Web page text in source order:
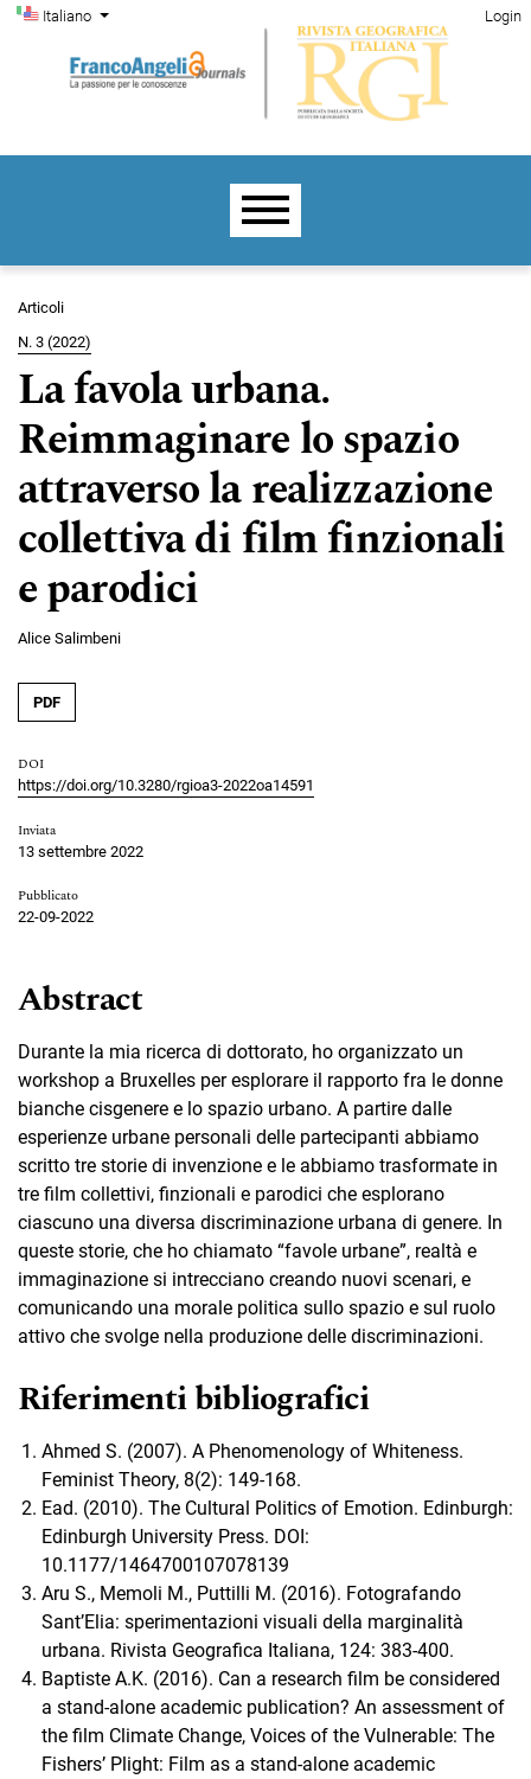
Salta al menu principale di navigazione
Salta al contenuto principale
Salta al piè di pagina del sito
Cambia la lingua. La lingua corrente è:
Italiano
Menu di amministrazione Login
Menu principale
Articoli
N. 3 (2022)
La favola urbana.
Reimmaginare lo spazio
attraverso la realizzazione
collettiva di film finzionali
e parodici
Alice Salimbeni
PDF
DOI
https://doi.org/10.3280/rgioa3-2022oa14591
Inviata
13 settembre 2022
Pubblicato
22-09-2022
Abstract
Durante la mia ricerca di dottorato, ho organizzato un
workshop a Bruxelles per esplorare il rapporto fra le donne
bianche cisgenere e lo spazio urbano. A partire dalle
esperienze urbane personali delle partecipanti abbiamo
scritto tre storie di invenzione e le abbiamo trasformate in
tre film collettivi, finzionali e parodici che esplorano
ciascuno una diversa discriminazione urbana di genere. In
queste storie, che ho chiamato “favole urbane”, realtà e
immaginazione si intrecciano creando nuovi scenari, e
comunicando una morale politica sullo spazio e sul ruolo
attivo che svolge nella produzione delle discriminazioni.
Riferimenti bibliografici
Ahmed S. (2007). A Phenomenology of Whiteness.
Feminist Theory, 8(2): 149-168.
Ead. (2010). The Cultural Politics of Emotion. Edinburgh:
Edinburgh University Press. DOI:
10.1177/1464700107078139
Aru S., Memoli M., Puttilli M. (2016). Fotografando
Sant’Elia: sperimentazioni visuali della marginalità
urbana. Rivista Geografica Italiana, 124: 383-400.
Baptiste A.K. (2016). Can a research film be considered
a stand-alone academic publication? An assessment of
the film Climate Change, Voices of the Vulnerable: The
Fishers’ Plight: Film as a stand-alone academic